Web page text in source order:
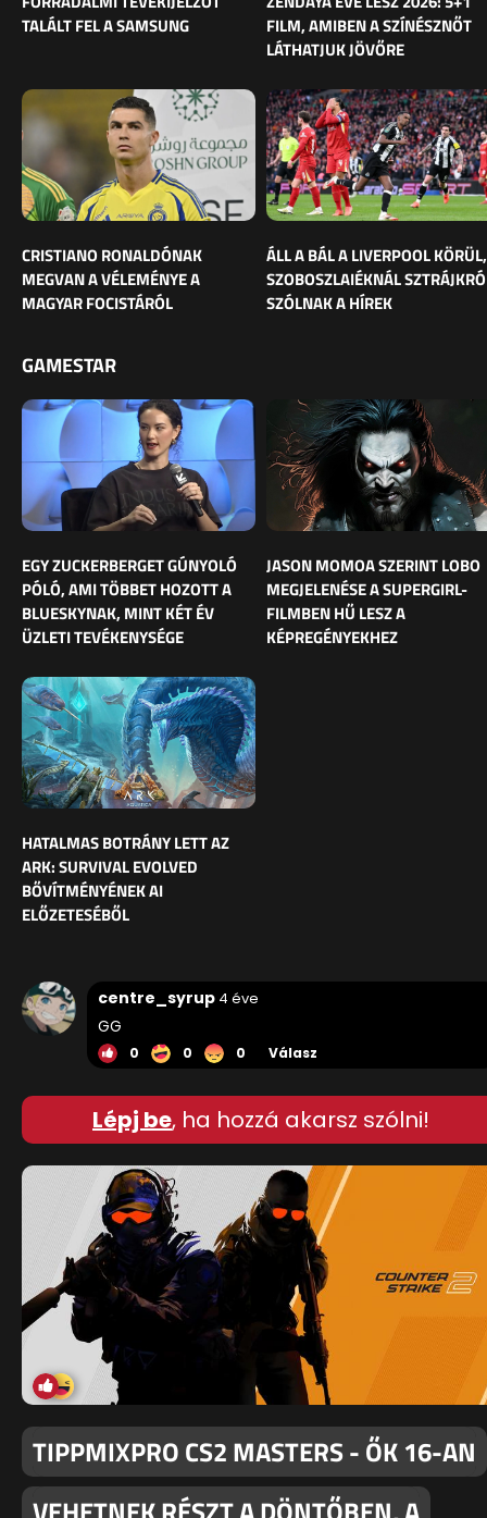
TALÁLT FEL A SAMSUNG
FILM, AMIBEN A SZÍNÉSZNŐT
LÁTHATJUK JÖVŐRE
CRISTIANO RONALDÓNAK
MEGVAN A VÉLEMÉNYE A
MAGYAR FOCISTÁRÓL
ÁLL A BÁL A LIVERPOOL KÖRÜL,
SZOBOSZLAIÉKNÁL
SZÓLNAK A HÍREK
GAMESTAR
EGY ZUCKERBERGET GÚNYOLÓ
PÓLÓ, AMI TÖBBET HOZOTT A
BLUESKYNAK, MINT KÉT ÉV
ÜZLETI TEVÉKENYSÉGE
JASON MOMOA SZERINT LOBO
MEGJELENÉSE A SUPERGIRL-
FILMBEN HŰ LESZ A
KÉPREGÉNYEKHEZ
HATALMAS BOTRÁNY LETT AZ
ARK: SURVIVAL EVOLVED
BŐVÍTMÉNYÉNEK AI
ELŐZETESÉBŐL
centre_syrup 4 éve
GG
0 0 0 Válasz
Lépj be, ha hozzá akarsz szólni!
TIPPMIXPRO CS2 MASTERS - ŐK 16-AN